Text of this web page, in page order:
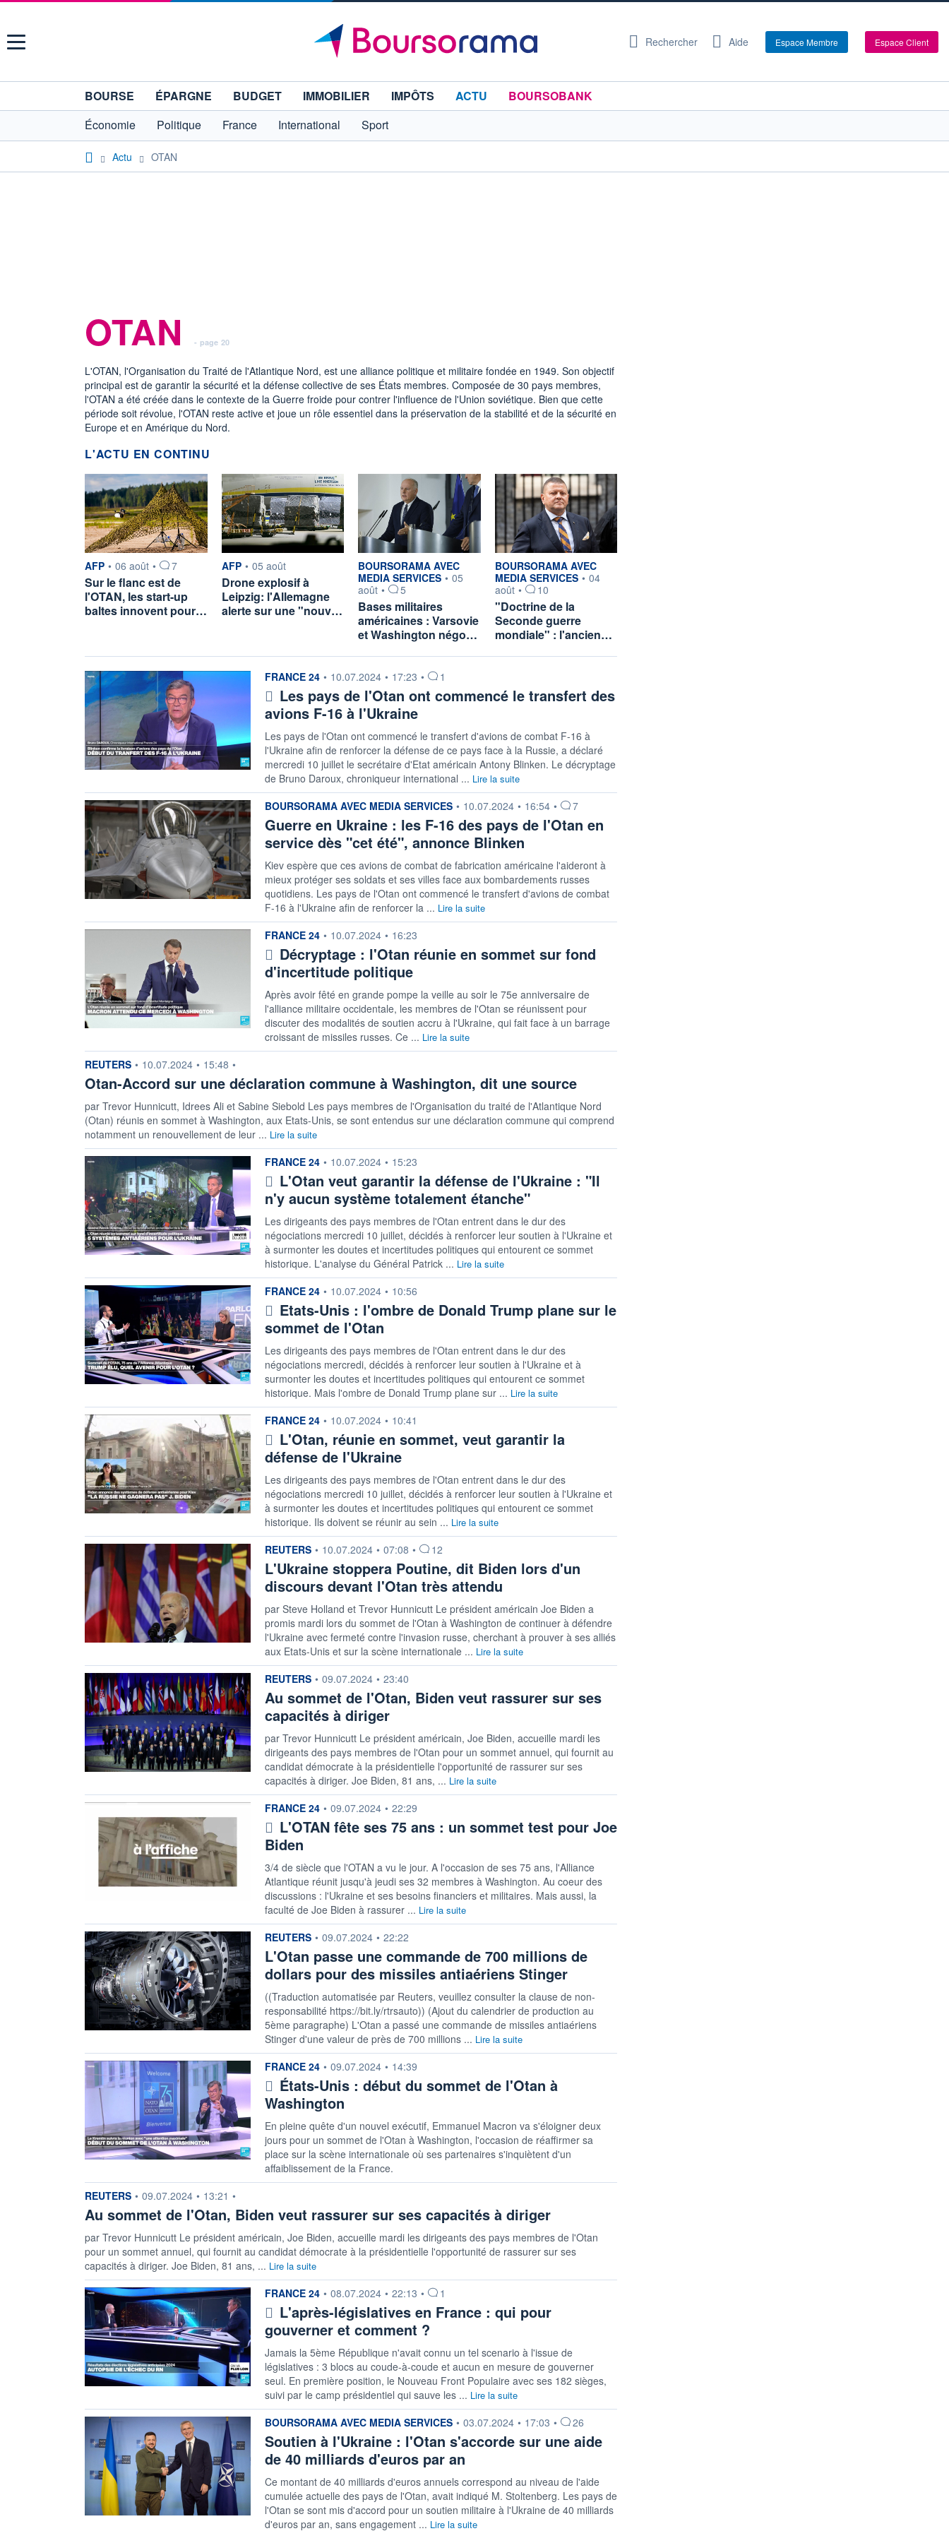
Menu Rechercher Aide Espace Membre Espace Client
BOURSE ÉPARGNE BUDGET IMMOBILIER IMPÔTS ACTU
BOURSOBANK
Économie
Politique France International Sport
Actu OTAN
OTAN - page 20
L'OTAN, l'Organisation du Traité de l'Atlantique Nord, est une alliance politique et militaire fondée en 1949. Son objectif
principal est de garantir la sécurité et la défense collective de ses États membres. Composée de 30 pays membres,
l'OTAN a été créée dans le contexte de la Guerre froide pour contrer l'influence de l'Union soviétique. Bien que cette
période soit révolue, l'OTAN reste active et joue un rôle essentiel dans la préservation de la stabilité et de la sécurité en
Europe et en Amérique du Nord.
L'ACTU EN CONTINU
information fournie par
AFP • 06 août • 7
Sur le flanc est de
l'OTAN, les start-up
baltes innovent pour…
information fournie par
AFP • 05 août
Drone explosif à
Leipzig: l'Allemagne
alerte sur une "nouv…
information fournie par
BOURSORAMA AVEC
MEDIA SERVICES • 05
août • 5
Bases militaires
américaines : Varsovie
et Washington négo…
information fournie par
BOURSORAMA AVEC
MEDIA SERVICES • 04
août • 10
"Doctrine de la
Seconde guerre
mondiale" : l'ancien…
information fournie par
FRANCE 24 • 10.07.2024 • 17:23 • 1
Les pays de l'Otan ont commencé le transfert des
avions F-16 à l'Ukraine
Les pays de l'Otan ont commencé le transfert d'avions de combat F-16 à
l'Ukraine afin de renforcer la défense de ce pays face à la Russie, a déclaré
mercredi 10 juillet le secrétaire d'Etat américain Antony Blinken. Le décryptage
de Bruno Daroux, chroniqueur international ... Lire la suite
information fournie par
BOURSORAMA AVEC MEDIA SERVICES • 10.07.2024 • 16:54 • 7
Guerre en Ukraine : les F-16 des pays de l'Otan en
service dès "cet été", annonce Blinken
Kiev espère que ces avions de combat de fabrication américaine l'aideront à
mieux protéger ses soldats et ses villes face aux bombardements russes
quotidiens. Les pays de l'Otan ont commencé le transfert d'avions de combat
F-16 à l'Ukraine afin de renforcer la ... Lire la suite
information fournie par
FRANCE 24 • 10.07.2024 • 16:23
Décryptage : l'Otan réunie en sommet sur fond
d'incertitude politique
Après avoir fêté en grande pompe la veille au soir le 75e anniversaire de
l'alliance militaire occidentale, les membres de l'Otan se réunissent pour
discuter des modalités de soutien accru à l'Ukraine, qui fait face à un barrage
croissant de missiles russes. Ce ... Lire la suite
information fournie par
REUTERS • 10.07.2024 • 15:48 •
Otan-Accord sur une déclaration commune à Washington, dit une source
par Trevor Hunnicutt, Idrees Ali et Sabine Siebold Les pays membres de l'Organisation du traité de l'Atlantique Nord
(Otan) réunis en sommet à Washington, aux Etats-Unis, se sont entendus sur une déclaration commune qui comprend
notamment un renouvellement de leur ... Lire la suite
information fournie par
FRANCE 24 • 10.07.2024 • 15:23
L'Otan veut garantir la défense de l'Ukraine : "Il
n'y aucun système totalement étanche"
Les dirigeants des pays membres de l'Otan entrent dans le dur des
négociations mercredi 10 juillet, décidés à renforcer leur soutien à l'Ukraine et
à surmonter les doutes et incertitudes politiques qui entourent ce sommet
historique. L'analyse du Général Patrick ... Lire la suite
information fournie par
FRANCE 24 • 10.07.2024 • 10:56
Etats-Unis : l'ombre de Donald Trump plane sur le
sommet de l'Otan
Les dirigeants des pays membres de l'Otan entrent dans le dur des
négociations mercredi, décidés à renforcer leur soutien à l'Ukraine et à
surmonter les doutes et incertitudes politiques qui entourent ce sommet
historique. Mais l'ombre de Donald Trump plane sur ... Lire la suite
information fournie par
FRANCE 24 • 10.07.2024 • 10:41
L'Otan, réunie en sommet, veut garantir la
défense de l'Ukraine
Les dirigeants des pays membres de l'Otan entrent dans le dur des
négociations mercredi 10 juillet, décidés à renforcer leur soutien à l'Ukraine et
à surmonter les doutes et incertitudes politiques qui entourent ce sommet
historique. Ils doivent se réunir au sein ... Lire la suite
information fournie par
REUTERS • 10.07.2024 • 07:08 • 12
L'Ukraine stoppera Poutine, dit Biden lors d'un
discours devant l'Otan très attendu
par Steve Holland et Trevor Hunnicutt Le président américain Joe Biden a
promis mardi lors du sommet de l'Otan à Washington de continuer à défendre
l'Ukraine avec fermeté contre l'invasion russe, cherchant à prouver à ses alliés
aux Etats-Unis et sur la scène internationale ... Lire la suite
information fournie par
REUTERS • 09.07.2024 • 23:40
Au sommet de l'Otan, Biden veut rassurer sur ses
capacités à diriger
par Trevor Hunnicutt Le président américain, Joe Biden, accueille mardi les
dirigeants des pays membres de l'Otan pour un sommet annuel, qui fournit au
candidat démocrate à la présidentielle l'opportunité de rassurer sur ses
capacités à diriger. Joe Biden, 81 ans, ... Lire la suite
information fournie par
FRANCE 24 • 09.07.2024 • 22:29
L'OTAN fête ses 75 ans : un sommet test pour Joe
Biden
3/4 de siècle que l'OTAN a vu le jour. A l'occasion de ses 75 ans, l'Alliance
Atlantique réunit jusqu'à jeudi ses 32 membres à Washington. Au coeur des
discussions : l'Ukraine et ses besoins financiers et militaires. Mais aussi, la
faculté de Joe Biden à rassurer ... Lire la suite
information fournie par
REUTERS • 09.07.2024 • 22:22
L'Otan passe une commande de 700 millions de
dollars pour des missiles antiaériens Stinger
((Traduction automatisée par Reuters, veuillez consulter la clause de non-
responsabilité https://bit.ly/rtrsauto)) (Ajout du calendrier de production au
5ème paragraphe) L'Otan a passé une commande de missiles antiaériens
Stinger d'une valeur de près de 700 millions ... Lire la suite
information fournie par
FRANCE 24 • 09.07.2024 • 14:39
États-Unis : début du sommet de l'Otan à
Washington
En pleine quête d'un nouvel exécutif, Emmanuel Macron va s'éloigner deux
jours pour un sommet de l'Otan à Washington, l'occasion de réaffirmer sa
place sur la scène internationale où ses partenaires s'inquiètent d'un
affaiblissement de la France.
information fournie par
REUTERS • 09.07.2024 • 13:21 •
Au sommet de l'Otan, Biden veut rassurer sur ses capacités à diriger
par Trevor Hunnicutt Le président américain, Joe Biden, accueille mardi les dirigeants des pays membres de l'Otan
pour un sommet annuel, qui fournit au candidat démocrate à la présidentielle l'opportunité de rassurer sur ses
capacités à diriger. Joe Biden, 81 ans, ... Lire la suite
information fournie par
FRANCE 24 • 08.07.2024 • 22:13 • 1
L'après-législatives en France : qui pour
gouverner et comment ?
Jamais la 5ème République n'avait connu un tel scenario à l'issue de
législatives : 3 blocs au coude-à-coude et aucun en mesure de gouverner
seul. En première position, le Nouveau Front Populaire avec ses 182 sièges,
suivi par le camp présidentiel qui sauve les ... Lire la suite
information fournie par
BOURSORAMA AVEC MEDIA SERVICES • 03.07.2024 • 17:03 • 26
Soutien à l'Ukraine : l'Otan s'accorde sur une aide
de 40 milliards d'euros par an
Ce montant de 40 milliards d'euros annuels correspond au niveau de l'aide
cumulée actuelle des pays de l'Otan, avait indiqué M. Stoltenberg. Les pays de
l'Otan se sont mis d'accord pour un soutien militaire à l'Ukraine de 40 milliards
d'euros par an, sans engagement ... Lire la suite